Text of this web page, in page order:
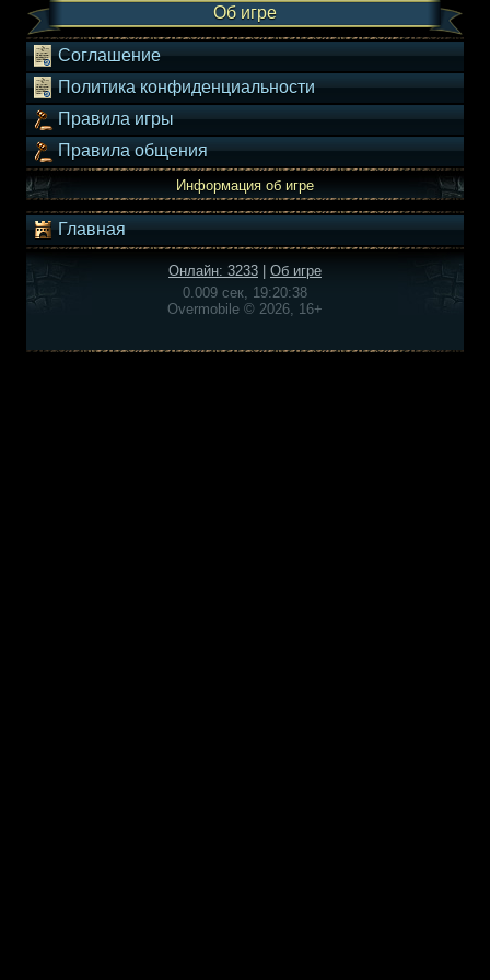
Об игре
Соглашение
Политика конфиденциальности
Правила игры
Правила общения
Информация об игре
Главная
Онлайн: 3233
Об игре
0.009 сек, 19:20:38
Overmobile © 2026, 16+